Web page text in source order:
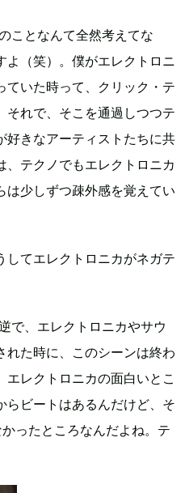
ことなんて全然考えてな
よ（笑）。僕がエレクトロニ
ていた時って、クリック・テ
それで、そこを通過しつつテ
好きなアーティストたちに共
テクノでもエレクトロニカ
は少しずつ疎外感を覚えてい
てエレクトロニカがネガテ
で、エレクトロニカやサウ
れた時に、このシーンは終わ
エレクトロニカの面白いとこ
らビートはあるんだけど、そ
ったところなんだよね。テ